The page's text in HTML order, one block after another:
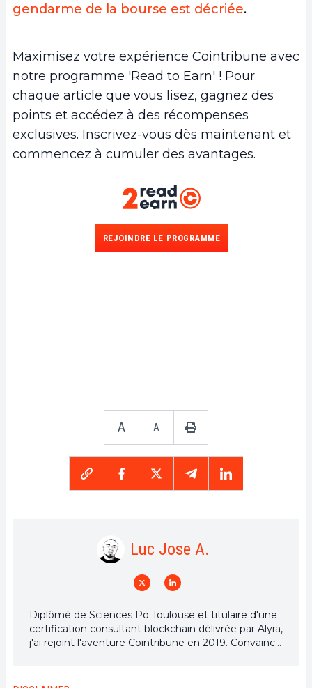
gendarme de la bourse est décriée.
Maximisez votre expérience Cointribune avec
notre programme 'Read to Earn' ! Pour
chaque article que vous lisez, gagnez des
points et accédez à des récompenses
exclusives. Inscrivez-vous dès maintenant et
commencez à cumuler des avantages.
REJOINDRE LE PROGRAMME
A A
Luc Jose A.
Diplômé de Sciences Po Toulouse et titulaire d'une
certification consultant blockchain délivrée par Alyra,
j'ai rejoint l'aventure Cointribune en 2019. Convaincu
l'engagement de sensibiliser et d'informer le grand